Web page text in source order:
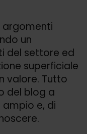
argomenti
un
del settore ed
superficiale
valore. Tutto
del blog a
e, di